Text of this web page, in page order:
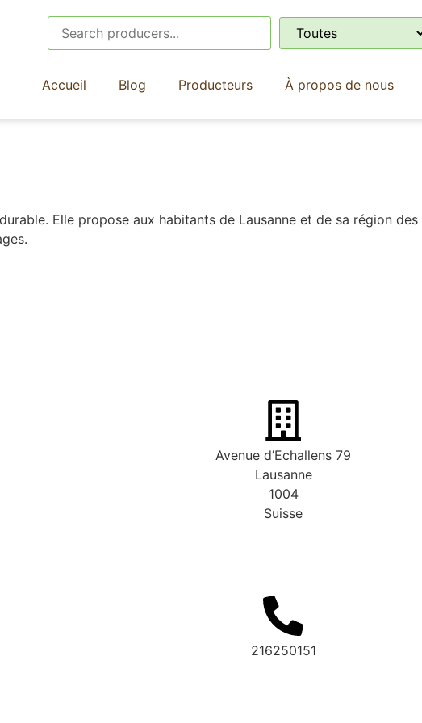
Accueil Blog Producteurs À propos de nous
Elle propose aux habitants de Lausanne et de sa région des
Avenue d’Echallens 79
Lausanne
1004
Suisse
216250151